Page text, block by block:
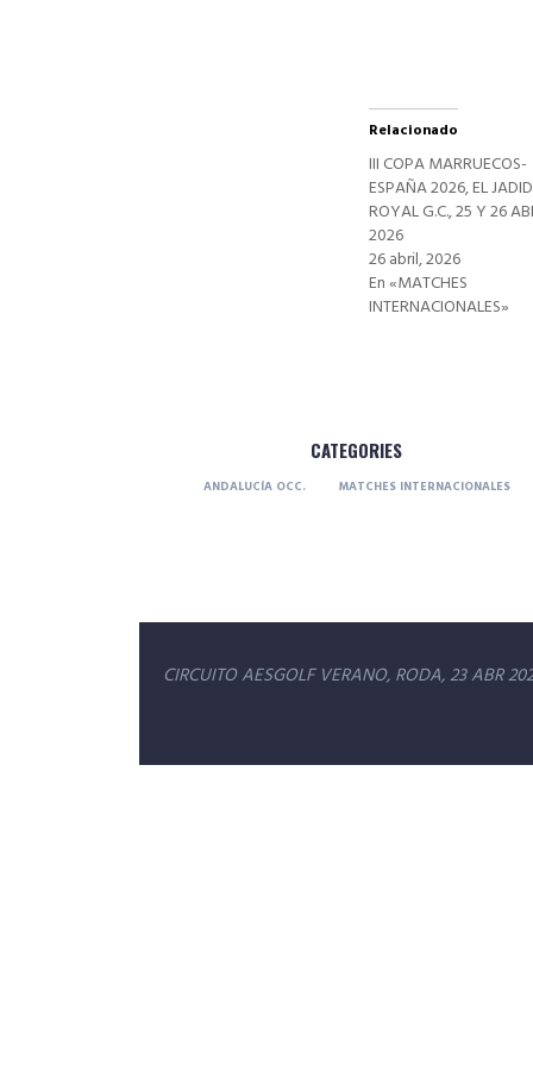
Relacionado
III COPA MARRUECOS-
ESPAÑA 2026, EL
ROYAL G.C., 25 Y 26
2026
26 abril, 2026
En «MATCHES
INTERNACIONALES»
CATEGORIES
ANDALUCÍA OCC. MATCHES INTERNACIONALES
Navegación
entradas
CIRCUITO AESGOLF VERANO, RODA, 23 ABR